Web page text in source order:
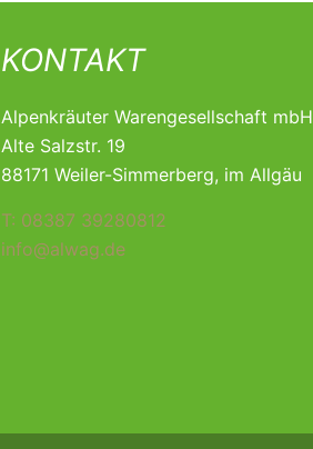
KONTAKT
Alpenkräuter Warengesellschaft mbH
Alte Salzstr. 19
88171 Weiler-Simmerberg, im Allgäu
T: 08387 39280812
info@alwag.de